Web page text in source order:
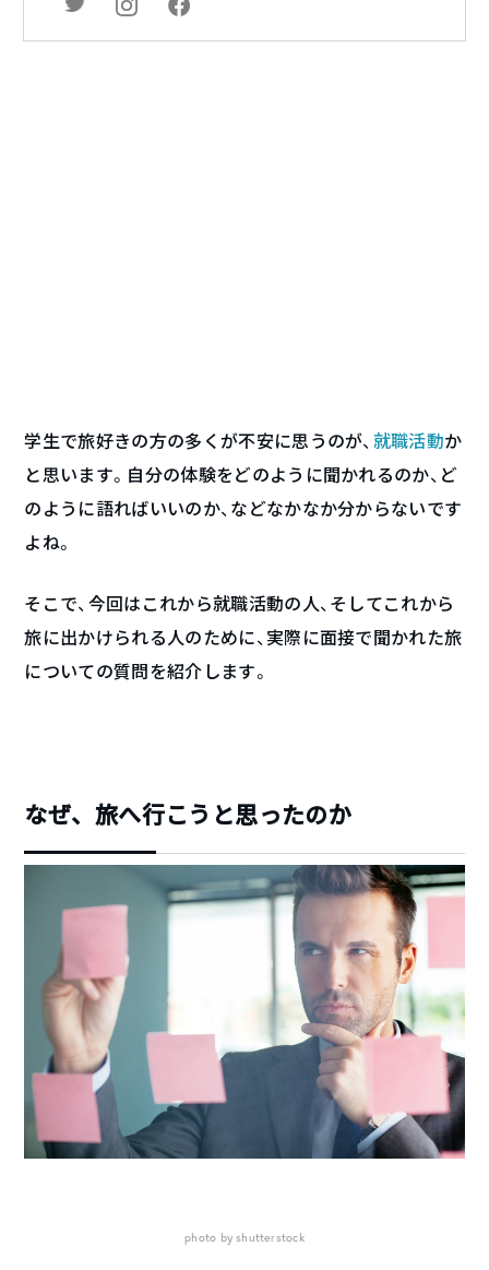
学生で旅好きの方の多くが不安に思うのが、 就職活動か
と思います。自分の体験をどのように聞かれるのか、ど
のように語ればいいのか、などなかなか分からないです
よね。
そこで、今回はこれから就職活動の人、そしてこれから
旅に出かけられる人のために、実際に面接で聞かれた旅
についての質問を紹介します。
なぜ、旅へ行こうと思ったのか
photo by shutterstock